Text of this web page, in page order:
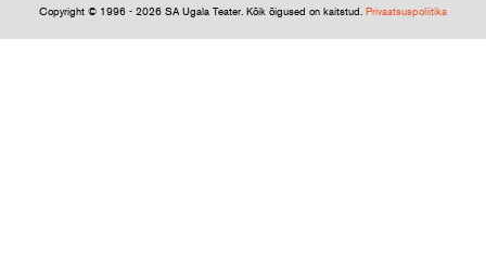
Copyright © 1996 - 2026 SA Ugala Teater. Kõik õigused on kaitstud. Privaatsuspoliitika